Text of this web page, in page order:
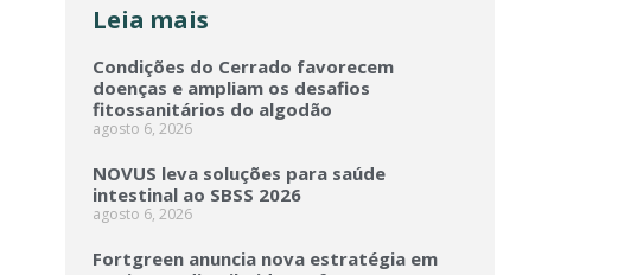
Leia mais
Condições do Cerrado favorecem
doenças e ampliam os desafios
fitossanitários do algodão
agosto 6, 2026
NOVUS leva soluções para saúde
intestinal ao SBSS 2026
agosto 6, 2026
Fortgreen anuncia nova estratégia em